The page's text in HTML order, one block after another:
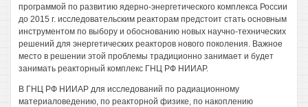
программой по развитию ядерно-энергетического комплекса России
до 2015 г. исследовательским реакторам предстоит стать основным
инструментом по выбору и обоснованию новых научно-технических
решений для энергетических реакторов нового поколения. Важное
место в решении этой проблемы традиционно занимает и будет
занимать реакторный комплекс ГНЦ РФ НИИАР.
В ГНЦ РФ НИИАР для исследований по радиационному
материаловедению, по реакторной физике, по накоплению